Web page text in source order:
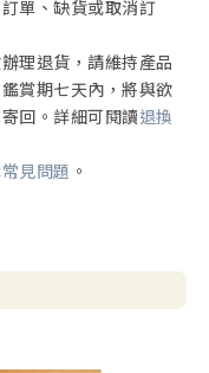
單、缺貨或取消訂
理退貨，請維持產品
賞期七天內，將與欲
回。詳細可閱讀退換
見問題 。